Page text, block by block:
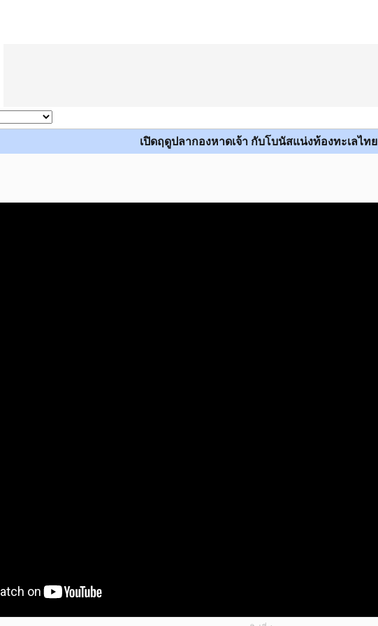
เปิดฤดูปลากองหาดเจ้า กับโบนัสแน่งท้องทะเลไทย